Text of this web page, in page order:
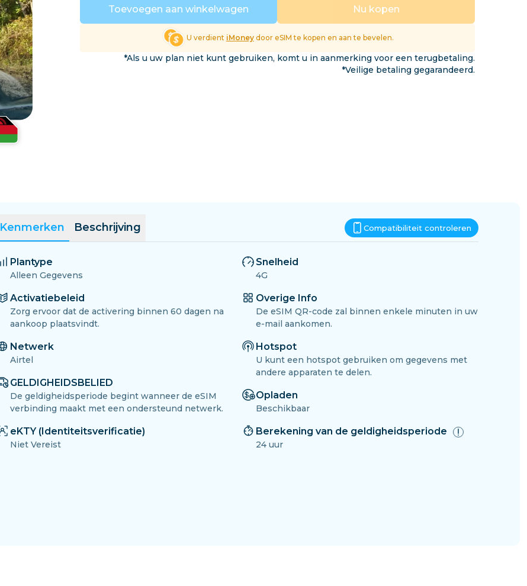
Verken Alle Bestemmingen
Toevoegen aan winkelwagen Nu kopen
U verdient iMoneydoor eSIM te kopen en aan te bevelen.
*Als u uw plan niet kunt gebruiken, komt u in aanmerking voor een terugbetaling.
*Veilige betaling gegarandeerd.
Kenmerken Beschrijving Compatibiliteit controleren
Plantype
Alleen Gegevens
Activatiebeleid
Zorg ervoor dat de activering binnen 60 dagen na
aankoop plaatsvindt.
Netwerk
Airtel
GELDIGHEIDSBELIED
De geldigheidsperiode begint wanneer de eSIM
verbinding maakt met een ondersteund netwerk.
eKTY (Identiteitsverificatie)
Niet Vereist
Snelheid
4G
Overige Info
De eSIM QR-code zal binnen enkele minuten in uw
e-mail aankomen.
Hotspot
U kunt een hotspot gebruiken om gegevens met
andere apparaten te delen.
Opladen
Beschikbaar
Berekening van de geldigheidsperiode
24 uur